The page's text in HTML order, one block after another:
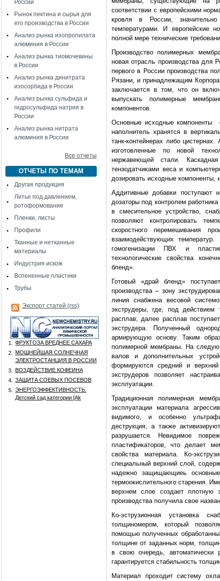
России
Рынок пектина и сырья для
его производства в России
Анализ рынка изопропилата
алюминия в России
Анализ рынка тиомочевины
в России
Анализ рынка динитрата
изосорбида в России
Анализ рынка сульфида и
гидросульфида натрия в
России
Анализ рынка нитрата
алюминия в России
Все отчеты
ОТЧЕТЫ ПО ТЕМАМ
Другая продукция
Литье под давлением,
ротоформование
Пленки, листы
Профили
Тканные и нетканные
материалы
Индустрия искож
Вспененные пластики
Трубы
Экспорт статей (rss)
1.
ФРУКТОЗА ВРЕДНЕЕ САХАРА
2.
МОЩНЕЙШАЯ СОЛНЕЧНАЯ
ЭЛЕКТРОСТАНЦИЯ В РОССИИ
3.
ВОЗДЕЙСТВИЕ КОФЕИНА
4.
ЗАЩИТА СОЕВЫХ ПОСЕВОВ
5.
ЭНЕРГОЭФФЕКТИВНОСТЬ:
Детский сад категории [Аk
соответствии с европейскими
кровля в России,
температурами. И европейские
полной мере технические
Производство полимерных
новая отрасль производства для
первого в России производства
Рязани, и принадлежащим
заключается в том, что он
выпускать полимерные
компонентов.
Основные исходные компоненты
наполнитель хранятся в
танк-контейнерах либо
изготовленные по новой
нержавеющей стали.
тензодатчиками веса и
дозировать исходные компоненты,
Аддитивные добавки поступают
дозаторы под контролем
в смесительное устройство,
позволяют контролировать
скоростного перемешивания
взаимодействующих
гомогенизации ПВХ и
технологические свойства
бленд».
Готовый «драй бленд»
производства – зону
линия снабжена весовой
экструдеры, где, под действием
расплав; далее расплав
экструдера. Полученный
армирующую основу. Таким
полимерной мембраны. На
валов и дополнительных
формируются средний и
экструдеров позволяет
эксплуатации.
Традиционная полимерная
эксплуатации материала
видимого, и особенно
деструкция, а также
разрушается. Невидимое
пластификаторов, что делает
свойства материала. Ко-
специальный верхний слой,
надежно защищающиеь
термоокислительного старения.
верхнем слое создает плотную
производства получила свое
Ко-эструзионная установка
толщиномером, который
помощью полученных
толщине от заданных норм,
в свою очередь, автоматически
гарантируется стабильность
Материал проходит систему